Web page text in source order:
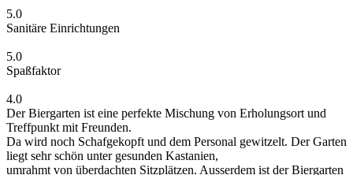
5.0
Sanitäre Einrichtungen
5.0
Spaßfaktor
4.0
Der Biergarten ist eine perfekte Mischung von Erholungsort und
Treffpunkt mit Freunden.
Da wird noch Schafgekopft und dem Personal gewitzelt. Der Garten
liegt sehr schön unter gesunden Kastanien,
umrahmt von überdachten Sitzplätzen. Ausserdem ist der Biergarten